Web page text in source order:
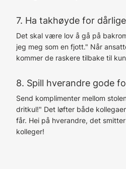
7. Ha takhøyde for
Det skal være lov å gå på
jeg meg som en fjott." Når
kommer de raskere tilbake til
8. Spill hverandre gode
Send komplimenter mellom
dritkul!" Det løfter både
får. Hei på hverandre, det
kolleger!